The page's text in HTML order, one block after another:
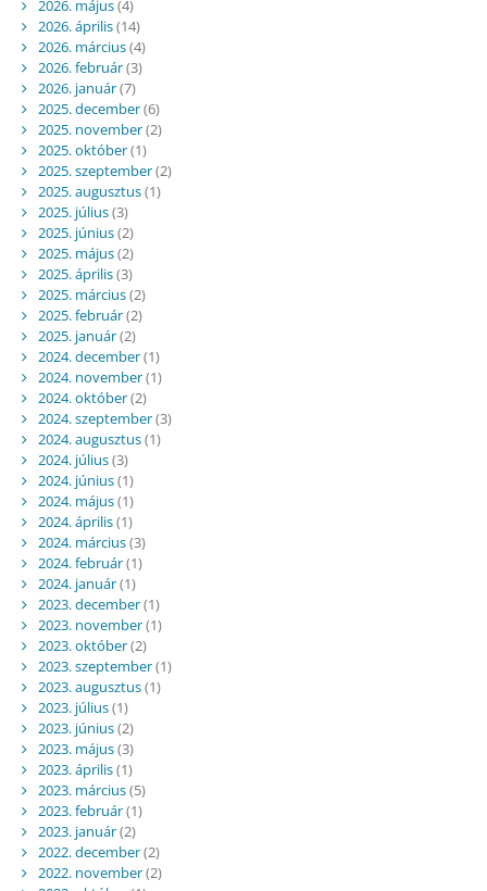
2026. május(4)
2026. április(14)
2026. március(4)
2026. február(3)
2026. január(7)
2025. december(6)
2025. november(2)
2025. október(1)
2025. szeptember(2)
2025. augusztus(1)
2025. július(3)
2025. június(2)
2025. május(2)
2025. április(3)
2025. március(2)
2025. február(2)
2025. január(2)
2024. december(1)
2024. november(1)
2024. október(2)
2024. szeptember(3)
2024. augusztus(1)
2024. július(3)
2024. június(1)
2024. május(1)
2024. április(1)
2024. március(3)
2024. február(1)
2024. január(1)
2023. december(1)
2023. november(1)
2023. október(2)
2023. szeptember(1)
2023. augusztus(1)
2023. július(1)
2023. június(2)
2023. május(3)
2023. április(1)
2023. március(5)
2023. február(1)
2023. január(2)
2022. december(2)
2022. november(2)